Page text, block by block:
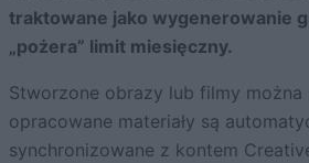
traktowane jako wygenerowanie
„pożera” limit miesięczny.
Stworzone obrazy lub filmy można
opracowane materiały są
synchronizowane z kontem